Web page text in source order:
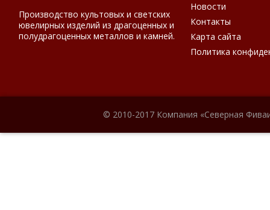
Производство культовых и светских
ювелирных изделий из драгоценных и
полудрагоценных металлов и камней.
Новости
Контакты
Карта сайта
Политика
© 2010-2017 Компания «Северная